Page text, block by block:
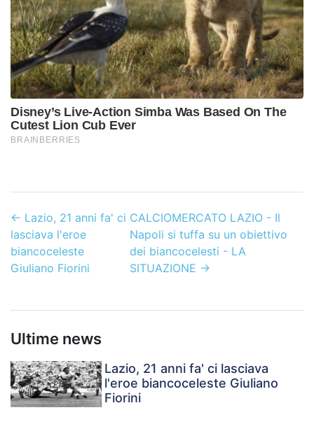
← Lazio, 21 anni fa' ci
lasciava l'eroe
biancoceleste
Giuliano Fiorini
CALCIOMERCATO LAZIO - Il
Napoli si tuffa su un obiettivo
dei biancocelesti - LA
SITUAZIONE →
Ultime news
Lazio, 21 anni fa' ci lasciava
l'eroe biancoceleste Giuliano
Fiorini